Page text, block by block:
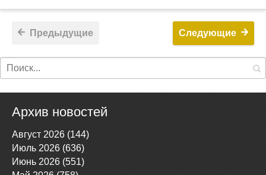
Предыдущие Следующие
Архив новостей
Август 2026 (144)
Июль 2026 (636)
Июнь 2026 (551)